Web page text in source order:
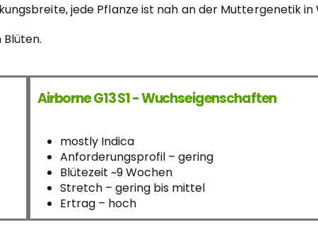
jede Pflanze ist nah an der Muttergenetik
Airborne G13 S1 - Wuchseigenschaften
mostly Indica
Anforderungsprofil – gering
Blütezeit ~9 Wochen
Stretch – gering bis mittel
Ertrag – hoch